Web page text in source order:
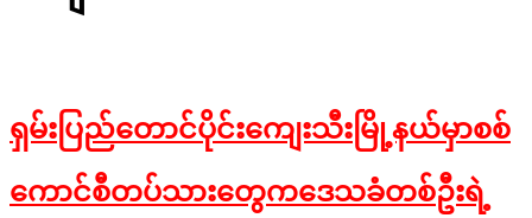
ရှမ်းပြည်တောင်ပိုင်းကျေးသီးမြို့နယ်မှာစစ်
ကောင်စီတပ်သားတွေကဒေသခံတစ်ဦးရဲ့